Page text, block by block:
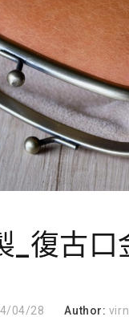
_復古口
04/28 Author: